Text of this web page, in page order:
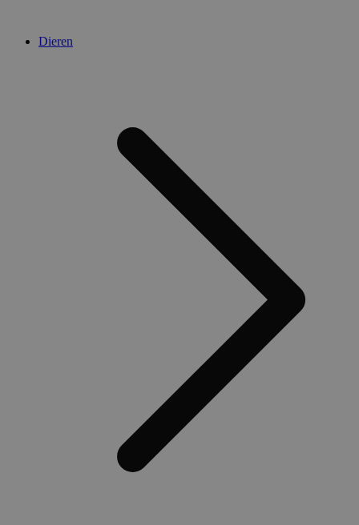
Dieren